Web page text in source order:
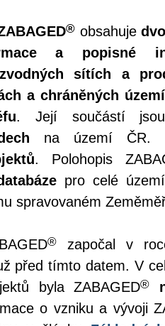
® obsahuje
a popisné
sítích a
a chráněných
. Její součástí
na území ČR.
. Polohopis
pro celé
spravovaném
®započal v
před tímto datem. V
byla ZABAGED®
o vzniku a vývoji